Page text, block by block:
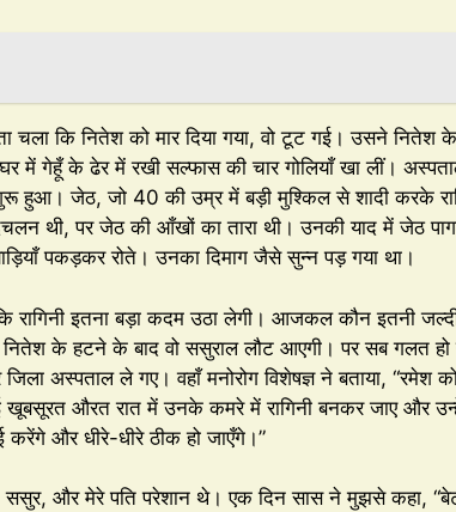
चला कि नितेश को मार दिया गया, वो टूट गई। उसने नितेश
गेहूँ के ढेर में रखी सल्फास की चार गोलियाँ खा लीं।
हुआ। जेठ, जो 40 की उम्र में बड़ी मुश्किल से शादी करके
थी, पर जेठ की आँखों का तारा थी। उनकी याद में जेठ
पकड़कर रोते। उनका दिमाग जैसे सुन्न पड़ गया था।
रागिनी इतना बड़ा कदम उठा लेगी। आजकल कौन इतनी
नितेश के हटने के बाद वो ससुराल लौट आएगी। पर सब गलत हो
अस्पताल ले गए। वहाँ मनोरोग विशेषज्ञ ने बताया, “रमेश
खूबसूरत औरत रात में उनके कमरे में रागिनी बनकर जाए और
करेंगे और धीरे-धीरे ठीक हो जाएँगे।”
और मेरे पति परेशान थे। एक दिन सास ने मुझसे कहा,